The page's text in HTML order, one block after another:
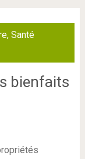
, Santé
bienfaits